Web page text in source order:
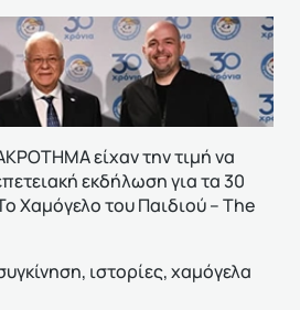
είχαν την τιμή να
εκδήλωση για τα 30
Χαμόγελο του Παιδιού – The
ιστορίες, χαμόγελα